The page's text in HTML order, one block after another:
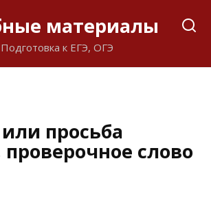
материалы
Подготовка к ЕГЭ, ОГЭ
просьба
проверочное слово